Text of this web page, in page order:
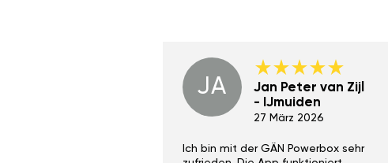
JA
Jan Peter van Zijl
- IJmuiden
27 März 2026
Ich bin mit der GÄN Powerbox sehr